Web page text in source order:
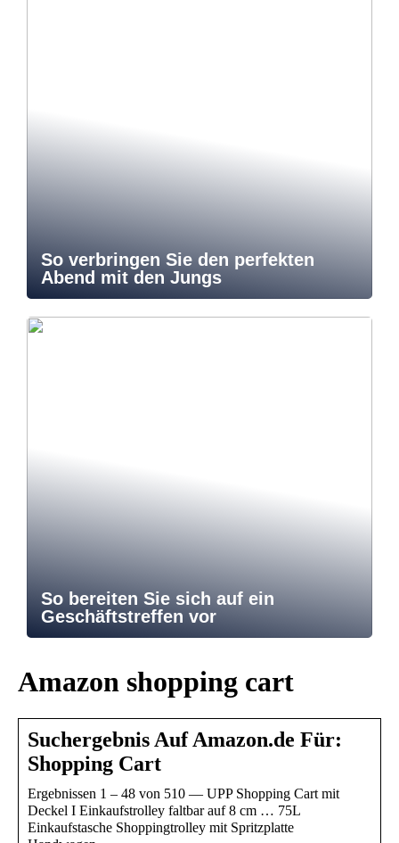
So verbringen Sie den perfekten
Abend mit den Jungs
So bereiten Sie sich auf ein
Geschäftstreffen vor
Amazon shopping cart
Suchergebnis Auf Amazon.de Für:
Shopping Cart
Ergebnissen 1 – 48 von 510 — UPP Shopping Cart mit
Deckel I Einkaufstrolley faltbar auf 8 cm … 75L
Einkaufstasche Shoppingtrolley mit Spritzplatte